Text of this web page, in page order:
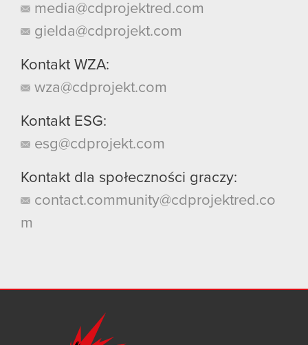
media@cdprojektred.com
gielda@cdprojekt.com
Kontakt WZA:
wza@cdprojekt.com
Kontakt ESG:
esg@cdprojekt.com
Kontakt dla społeczności graczy:
contact.community@cdprojektred.co
m